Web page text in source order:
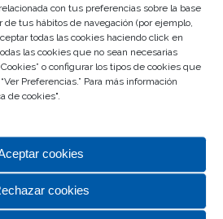
con tus preferencias sobre la base
de tus hábitos de navegación (por ejemplo,
todas las cookies haciendo click en
las cookies que no sean necesarias
o configurar los tipos de cookies que
Preferencias.” Para más información
de cookies".
cookies
cookies
de San Valentín
Peach Fuzz